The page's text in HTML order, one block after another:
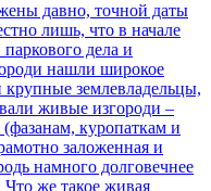
давно, точной даты
лишь, что в начале
дела и
нашли широкое
землевладельцы,
живые изгороди –
куропаткам и
заложенная и
намного долговечнее
же такое живая